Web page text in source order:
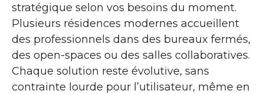
stratégique selon vos besoins du moment.
Plusieurs résidences modernes accueillent
des professionnels dans des bureaux fermés,
des open-spaces ou des salles collaboratives.
Chaque solution reste évolutive, sans
contrainte lourde pour l’utilisateur, même en